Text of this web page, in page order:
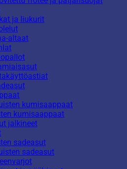
ja liukurit
altaat
kumisaappaat
kumisaappaat
jalkineet
sadeasut
sadeasut